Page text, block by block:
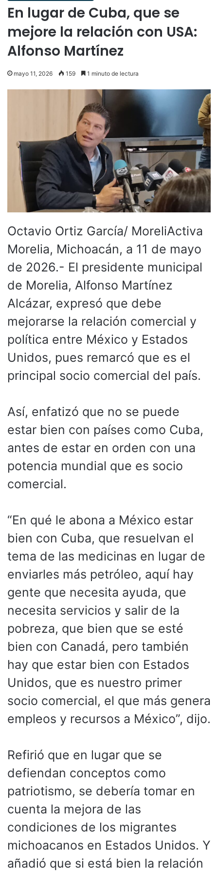
En lugar de Cuba, que se
mejore la relación con USA:
Alfonso Martínez
mayo 11, 2026 159 1 minuto de lectura
Octavio Ortiz García/ MoreliActiva
Morelia, Michoacán, a 11 de mayo
de 2026.- El presidente municipal
de Morelia, Alfonso Martínez
Alcázar, expresó que debe
mejorarse la relación comercial y
política entre México y Estados
Unidos, pues remarcó que es el
principal socio comercial del país.
Así, enfatizó que no se puede
estar bien con países como Cuba,
antes de estar en orden con una
potencia mundial que es socio
comercial.
“En qué le abona a México estar
bien con Cuba, que resuelvan el
tema de las medicinas en lugar de
enviarles más petróleo, aquí hay
gente que necesita ayuda, que
necesita servicios y salir de la
pobreza, que bien que se esté
bien con Canadá, pero también
hay que estar bien con Estados
Unidos, que es nuestro primer
socio comercial, el que más genera
empleos y recursos a México”, dijo.
Refirió que en lugar que se
defiendan conceptos como
patriotismo, se debería tomar en
cuenta la mejora de las
condiciones de los migrantes
michoacanos en Estados Unidos. Y
añadió que si está bien la relación